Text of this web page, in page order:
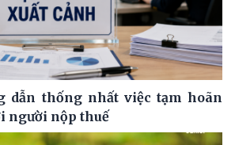
dẫn thống nhất việc tạm hoãn
người nộp thuế